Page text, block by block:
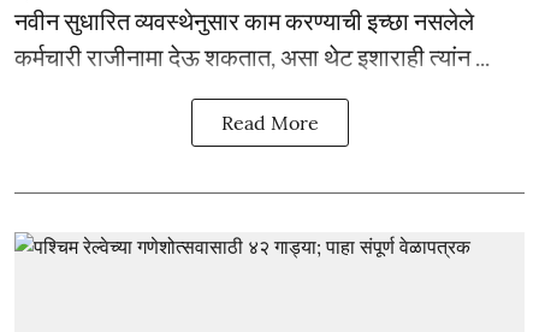
नवीन सुधारित व्यवस्थेनुसार काम करण्याची इच्छा नसलेले
कर्मचारी राजीनामा देऊ शकतात, असा थेट इशाराही त्यांन ...
Read More